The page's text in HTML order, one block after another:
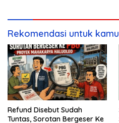
Rekomendasi untuk kamu
Refund Disebut Sudah
Tuntas, Sorotan Bergeser Ke